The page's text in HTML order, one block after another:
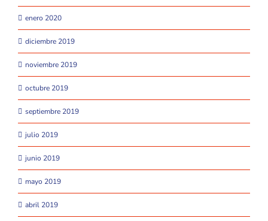
enero 2020
diciembre 2019
noviembre 2019
octubre 2019
septiembre 2019
julio 2019
junio 2019
mayo 2019
abril 2019